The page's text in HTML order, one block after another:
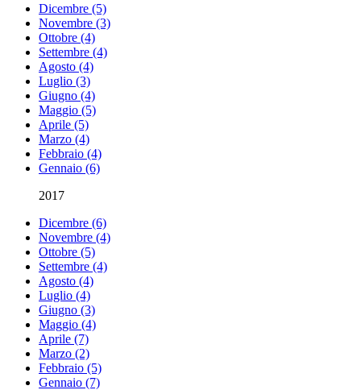
Dicembre (5)
Novembre (3)
Ottobre (4)
Settembre (4)
Agosto (4)
Luglio (3)
Giugno (4)
Maggio (5)
Aprile (5)
Marzo (4)
Febbraio (4)
Gennaio (6)
2017
Dicembre (6)
Novembre (4)
Ottobre (5)
Settembre (4)
Agosto (4)
Luglio (4)
Giugno (3)
Maggio (4)
Aprile (7)
Marzo (2)
Febbraio (5)
Gennaio (7)